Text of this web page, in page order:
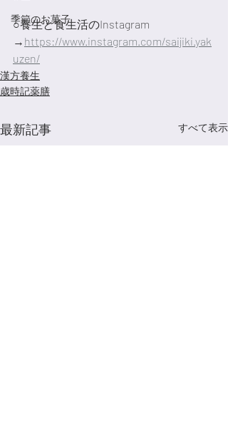
季節のお菓子
○養生と食生活のInstagram
→ https://www.instagram.com/saijiki.yak
uzen/
漢方養生
歳時記薬膳
最新記事 すべて表示